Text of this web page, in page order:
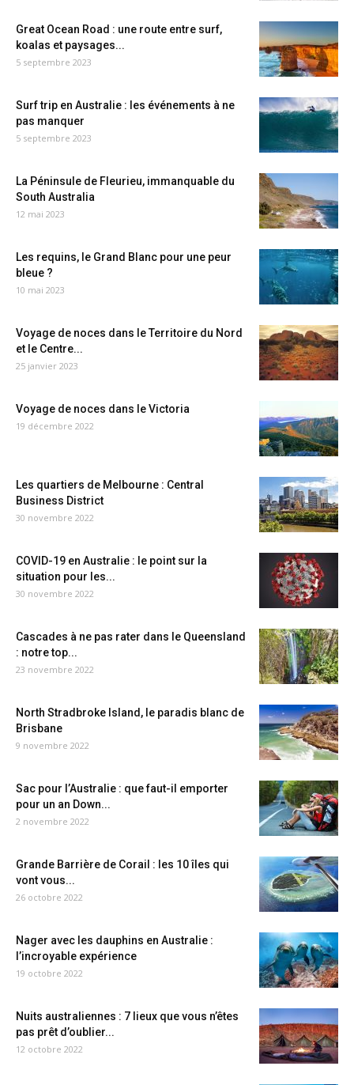
Great Ocean Road : une route entre surf,
koalas et paysages...
5 septembre 2023
Surf trip en Australie : les événements à ne
pas manquer
5 septembre 2023
La Péninsule de Fleurieu, immanquable du
South Australia
12 mai 2023
Les requins, le Grand Blanc pour une peur
bleue ?
10 mai 2023
Voyage de noces dans le Territoire du Nord
et le Centre...
25 janvier 2023
Voyage de noces dans le Victoria
19 décembre 2022
Les quartiers de Melbourne : Central
Business District
30 novembre 2022
COVID-19 en Australie : le point sur la
situation pour les...
30 novembre 2022
Cascades à ne pas rater dans le Queensland
: notre top...
23 novembre 2022
North Stradbroke Island, le paradis blanc de
Brisbane
9 novembre 2022
Sac pour l’Australie : que faut-il emporter
pour un an Down...
2 novembre 2022
Grande Barrière de Corail : les 10 îles qui
vont vous...
26 octobre 2022
Nager avec les dauphins en Australie :
l’incroyable expérience
19 octobre 2022
Nuits australiennes : 7 lieux que vous n’êtes
pas prêt d’oublier...
12 octobre 2022